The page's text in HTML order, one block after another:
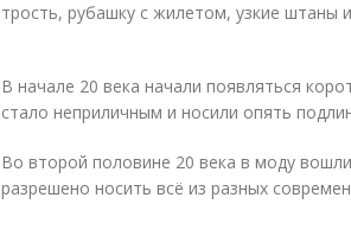
трость, рубашку с жилетом, узкие штаны
В начале 20 века начали появляться
стало неприличным и носили опять
Во второй половине 20 века в моду
разрешено носить всё из разных